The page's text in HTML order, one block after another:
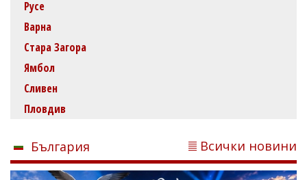
Русе
Варна
Стара Загора
Ямбол
Сливен
Пловдив
България Всички новини